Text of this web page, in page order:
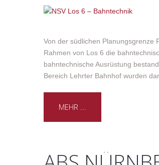
Von der südlichen Planungsgrenze
Rahmen von Los 6 die
bahntechnische Ausrüstung
Bereich Lehrter Bahnhof wurden
MEHR ...